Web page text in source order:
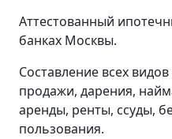
Аттестованный
банках Москвы.
Составление всех
продажи, дарения,
аренды, ренты, ссуды,
пользования.